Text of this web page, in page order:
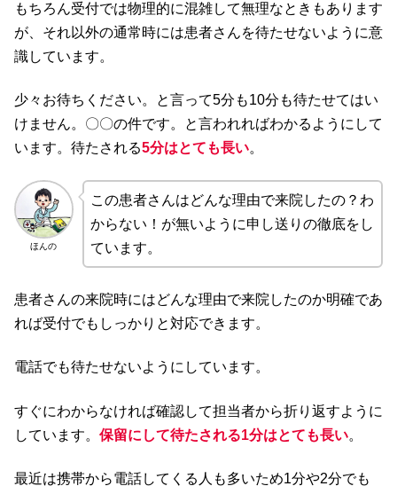
もちろん受付では物理的に混雑して無理なときもあります
が、それ以外の通常時には患者さんを待たせないように意
識しています。
少々お待ちください。と言って5分も10分も待たせてはい
けません。〇〇の件です。と言われればわかるようにして
います。待たされる5分はとても長い。
ほんの
この患者さんはどんな理由で来院したの？わ
からない！が無いように申し送りの徹底をし
ています。
患者さんの来院時にはどんな理由で来院したのか明確であ
れば受付でもしっかりと対応できます。
電話でも待たせないようにしています。
すぐにわからなければ確認して担当者から折り返すように
しています。 保留にして待たされる1分はとても長い。
最近は携帯から電話してくる人も多いため1分や2分でも